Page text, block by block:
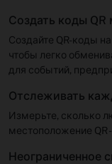
Создать коды
Создайте QR-коды на
чтобы легко
для событий,
Отслеживать
Измерьте, сколько
местоположение QR
Неограниченное